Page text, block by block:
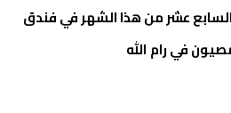
عشر من هذا الشهر في فندق
في رام الله